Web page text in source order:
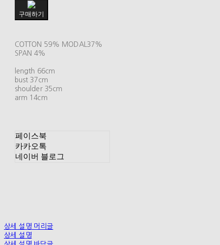
구매하기
COTTON 59% MODAL37%
SPAN 4%
length 66cm
bust 37cm
shoulder 35cm
arm 14cm
페이스북
카카오톡
네이버 블로그
상세 설명 머리글
상세 설명